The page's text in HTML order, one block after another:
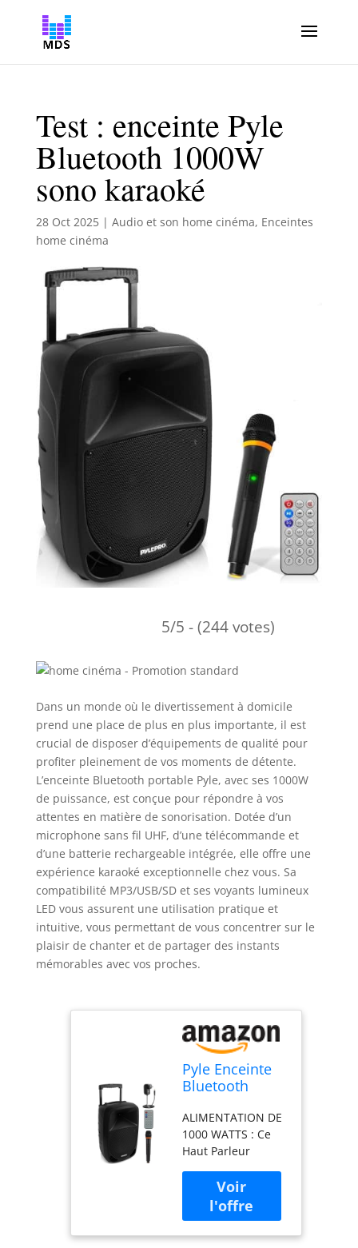
Test : enceinte Pyle
Bluetooth 1000W
sono karaoké
28 Oct 2025| Audio et son home cinéma, Enceintes
home cinéma
5/5 - (244 votes)
Dans un monde où le divertissement à domicile
prend une place de plus en plus importante, il est
crucial de disposer d’équipements de qualité pour
profiter pleinement de vos moments de détente.
L’enceinte Bluetooth portable Pyle, avec ses 1000W
de puissance, est conçue pour répondre à vos
attentes en matière de sonorisation. Dotée d’un
microphone sans fil UHF, d’une télécommande et
d’une batterie rechargeable intégrée, elle offre une
expérience karaoké exceptionnelle chez vous. Sa
compatibilité MP3/USB/SD et ses voyants lumineux
LED vous assurent une utilisation pratique et
intuitive, vous permettant de vous concentrer sur le
plaisir de chanter et de partager des instants
mémorables avec vos proches.
Pyle Enceinte
Bluetooth
1000W,
Enceinte Sono
Karaoké avec
Microphone
sans Fil UHF,
Télécommande
et Batterie
Rechargeable
ALIMENTATION DE
1000 WATTS : Ce
Haut Parleur
Bluetooth Compact
et Puissant de 1000
watts pour karaoké
de Pyle est équipé
d'un caisson de